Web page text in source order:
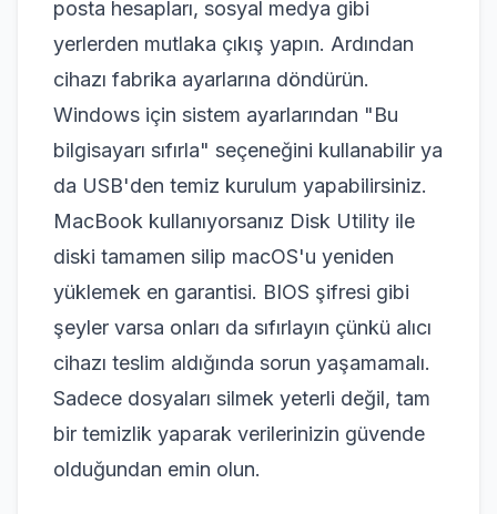
posta hesapları, sosyal medya gibi
yerlerden mutlaka çıkış yapın. Ardından
cihazı fabrika ayarlarına döndürün.
Windows için sistem ayarlarından "Bu
bilgisayarı sıfırla" seçeneğini kullanabilir ya
da USB'den temiz kurulum yapabilirsiniz.
MacBook kullanıyorsanız Disk Utility ile
diski tamamen silip macOS'u yeniden
yüklemek en garantisi. BIOS şifresi gibi
şeyler varsa onları da sıfırlayın çünkü alıcı
cihazı teslim aldığında sorun yaşamamalı.
Sadece dosyaları silmek yeterli değil, tam
bir temizlik yaparak verilerinizin güvende
olduğundan emin olun.